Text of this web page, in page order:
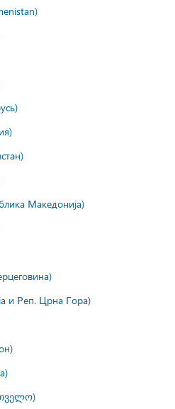
Македонија)
и Реп. Црна Гора)